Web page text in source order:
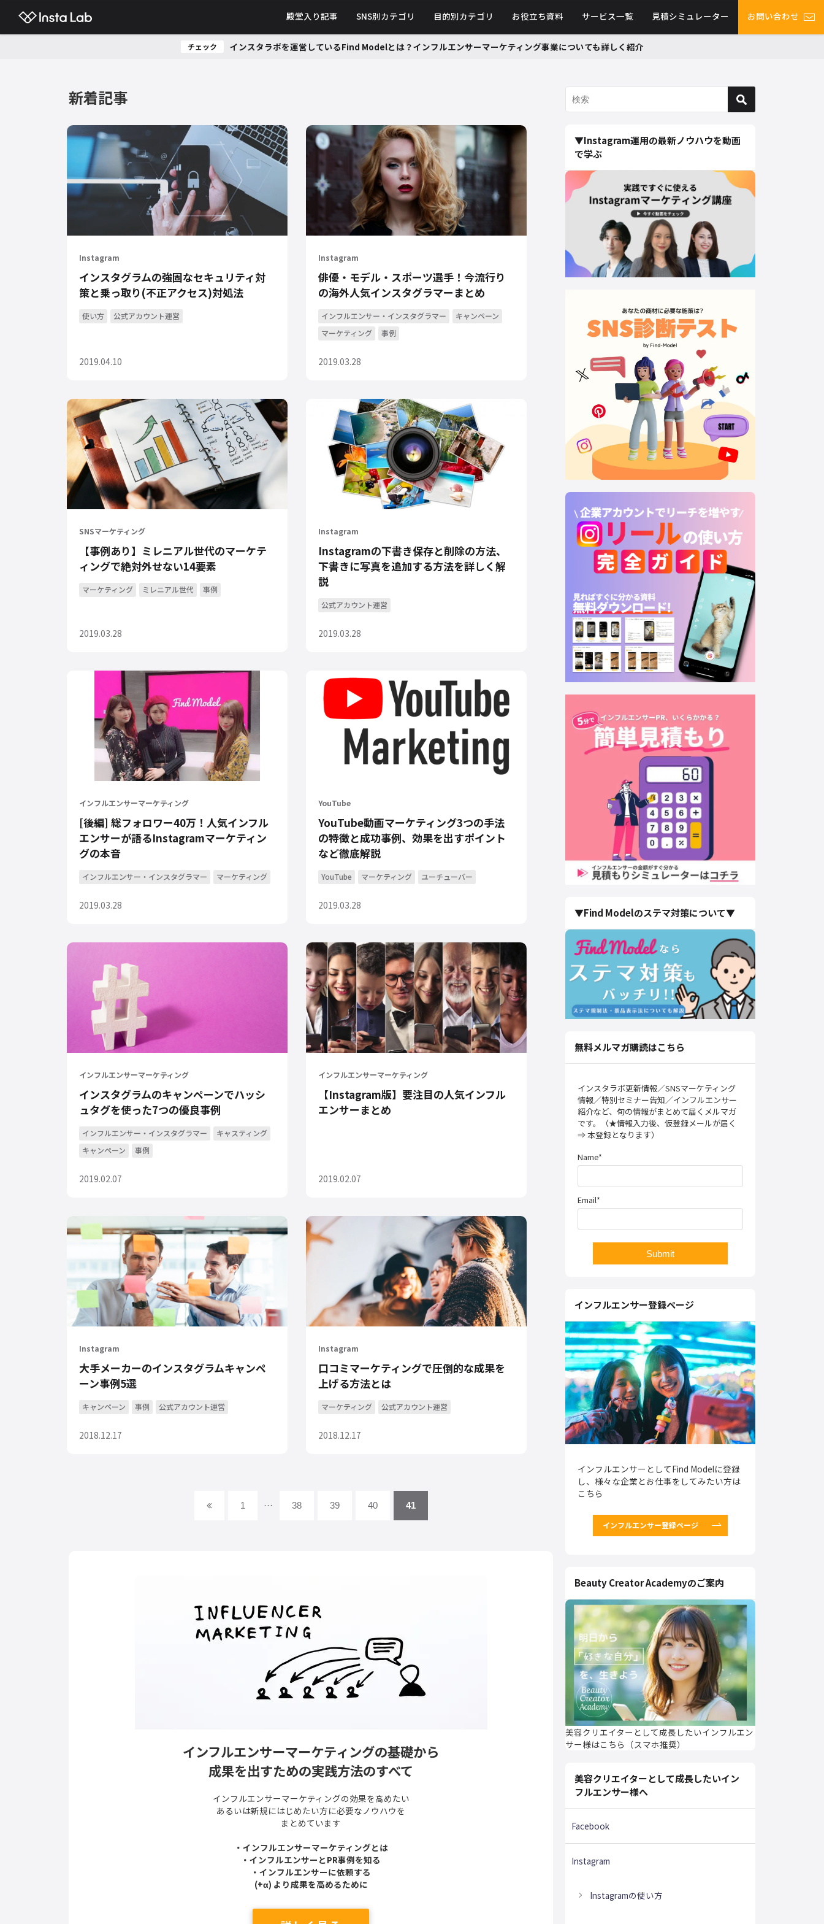
殿堂入り記事 SNS別カテゴリ 目的別カテゴリ お役立ち資料 サービス一覧 見積シミュレーター お問い合わせ
チェック インスタラボを運営しているFind Modelとは？インフルエンサーマーケティング事業についても詳しく紹介
新着記事
Instagram
インスタグラムの強固なセキュリティ対
策と乗っ取り(不正アクセス)対処法
使い方 公式アカウント運営
2019.04.10
Instagram
俳優・モデル・スポーツ選手！今流行り
の海外人気インスタグラマーまとめ
インフルエンサー・インスタグラマー
キャンペーン
マーケティング
事例
2019.03.28
SNSマーケティング
【事例あり】ミレニアル世代のマーケテ
ィングで絶対外せない14要素
マーケティング ミレニアル世代 事例
2019.03.28
Instagram
Instagramの下書き保存と削除の方法、
下書きに写真を追加する方法を詳しく解
説
公式アカウント運営
2019.03.28
インフルエンサーマーケティング
[後編] 総フォロワー40万！人気インフル
エンサーが語るInstagramマーケティン
グの本音
インフルエンサー・インスタグラマー マーケティング
2019.03.28
YouTube
YouTube動画マーケティング3つの手法
の特徴と成功事例、効果を出すポイント
など徹底解説
YouTube マーケティング ユーチューバー
2019.03.28
インフルエンサーマーケティング
インスタグラムのキャンペーンでハッシ
ュタグを使った7つの優良事例
インフルエンサー・インスタグラマー
キャスティング
キャンペーン
事例
2019.02.07
インフルエンサーマーケティング
【Instagram版】要注目の人気インフル
エンサーまとめ
2019.02.07
Instagram
大手メーカーのインスタグラムキャンペ
ーン事例5選
キャンペーン 事例 公式アカウント運営
2018.12.17
Instagram
口コミマーケティングで圧倒的な成果を
上げる方法とは
マーケティング 公式アカウント運営
2018.12.17
1 … 38 39 40 41
インフルエンサーマーケティングの基礎から
成果を出すための実践方法のすべて
インフルエンサーマーケティングの効果を高めたい
あるいは新規にはじめたい方に必要なノウハウを
まとめています
・インフルエンサーマーケティングとは
・インフルエンサーとPR事例を知る
・インフルエンサーに依頼する
(+α) より成果を高めるために
▼Instagram運用の最新ノウハウを動画
で学ぶ
▼Find Modelのステマ対策について▼
無料メルマガ購読はこちら
インスタラボ更新情報／SNSマーケティング
情報／特別セミナー告知／インフルエンサー
紹介など、旬の情報がまとめて届くメルマガ
です。（★情報入力後、仮登録メールが届く
⇒ 本登録となります）
Name*
Email*
インフルエンサー登録ページ
インフルエンサーとしてFind Modelに登録
し、様々な企業とお仕事をしてみたい方は
こちら
インフルエンサー登録ページ
Beauty Creator Academyのご案内
美容クリエイターとして成長したいインフルエン
サー様はこちら（スマホ推奨）
美容クリエイターとして成長したいイン
フルエンサー様へ
Facebook
Instagram
Instagramの使い方